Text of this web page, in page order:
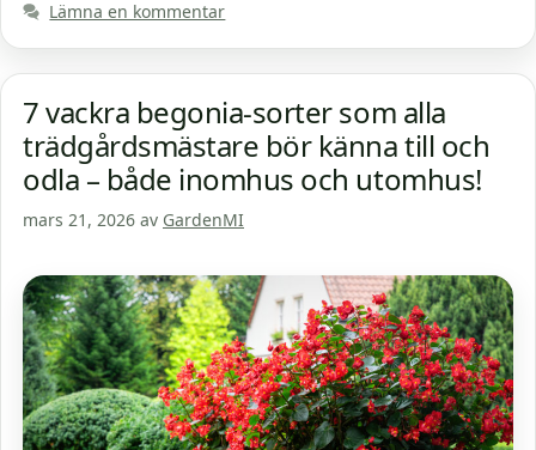
Lämna en kommentar
7 vackra begonia-sorter som alla
trädgårdsmästare bör känna till och
odla – både inomhus och utomhus!
mars 21, 2026 av GardenMI